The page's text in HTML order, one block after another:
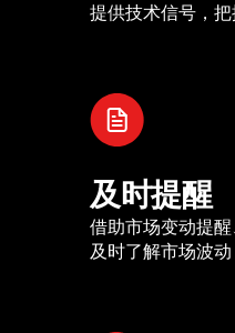
提供技术信号，
及时提醒
借助市场变动提
及时了解市场波动